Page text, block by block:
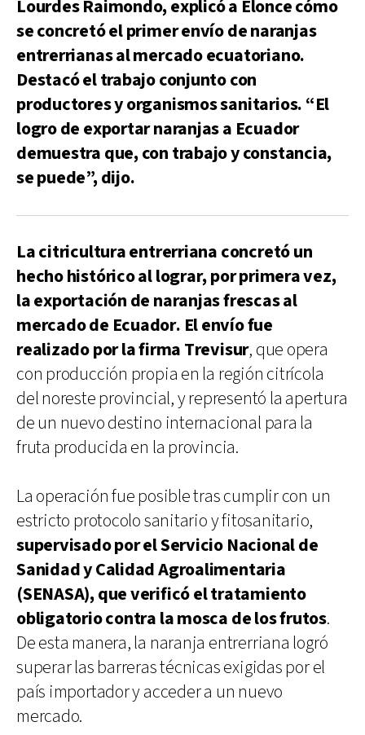
Lourdes Raimondo, explicó a Elonce cómo
se concretó el primer envío de naranjas
entrerrianas al mercado ecuatoriano.
Destacó el trabajo conjunto con
productores y organismos sanitarios. “El
logro de exportar naranjas a Ecuador
demuestra que, con trabajo y constancia,
se puede”, dijo.
La citricultura entrerriana concretó un
hecho histórico al lograr, por primera vez,
la exportación de naranjas frescas al
mercado de Ecuador. El envío fue
realizado por la firma Trevisur, que opera
con producción propia en la región citrícola
del noreste provincial, y representó la apertura
de un nuevo destino internacional para la
fruta producida en la provincia.
La operación fue posible tras cumplir con un
estricto protocolo sanitario y fitosanitario,
supervisado por el Servicio Nacional de
Sanidad y Calidad Agroalimentaria
(SENASA), que verificó el tratamiento
obligatorio contra la mosca de los frutos.
De esta manera, la naranja entrerriana logró
superar las barreras técnicas exigidas por el
país importador y acceder a un nuevo
mercado.